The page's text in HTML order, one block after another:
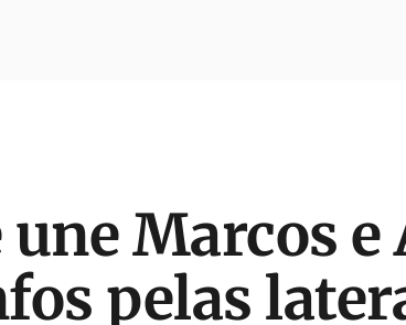
Marcos e
pelas